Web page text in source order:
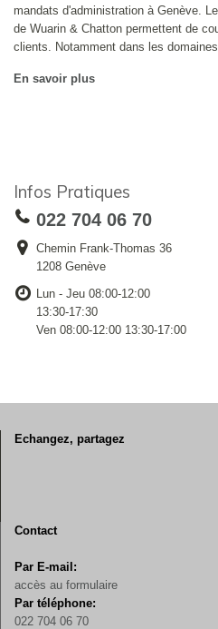
mandats d'administration à Genève.
de Wuarin & Chatton permettent de
clients. Notamment dans les
En savoir plus
Infos Pratiques
022 704 06 70
Chemin Frank-Thomas 36
1208 Genève
Lun - Jeu 08:00-12:00
13:30-17:30
Ven 08:00-12:00 13:30-17:00
Echangez, partagez
Contact
Par E-mail:
accès au formulaire
Par téléphone:
022 704 06 70